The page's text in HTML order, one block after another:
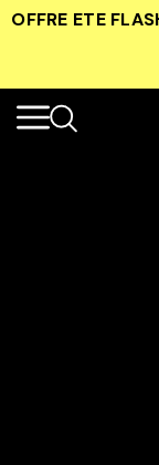
OFFRE ETE